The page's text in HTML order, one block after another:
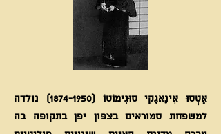
אֵטְסוּ אִינָאגָקִי סוּגִימוֹטוֹ(1874-1950)
נולדה
למשפחת סמוראים בצפון יפן בתקופה בה